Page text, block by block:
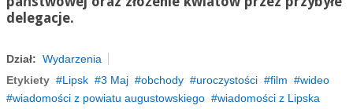
delegacje.
Dział: Wydarzenia
Etykiety
Lipsk 3 Maj obchody uroczystości film
wideo
wiadomości z powiatu augustowskiego
wiadomości z Lipska